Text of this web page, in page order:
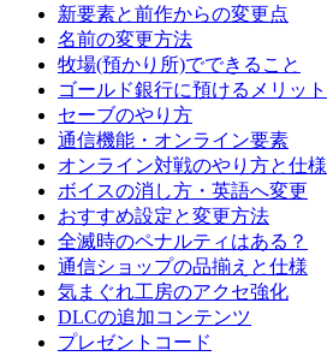
新要素と前作からの変更点
名前の変更方法
牧場(預かり所)でできること
ゴールド銀行に預けるメリット
セーブのやり方
通信機能・オンライン要素
オンライン対戦のやり方と仕様
ボイスの消し方・英語へ変更
おすすめ設定と変更方法
全滅時のペナルティはある？
通信ショップの品揃えと仕様
気まぐれ工房のアクセ強化
DLCの追加コンテンツ
プレゼントコード